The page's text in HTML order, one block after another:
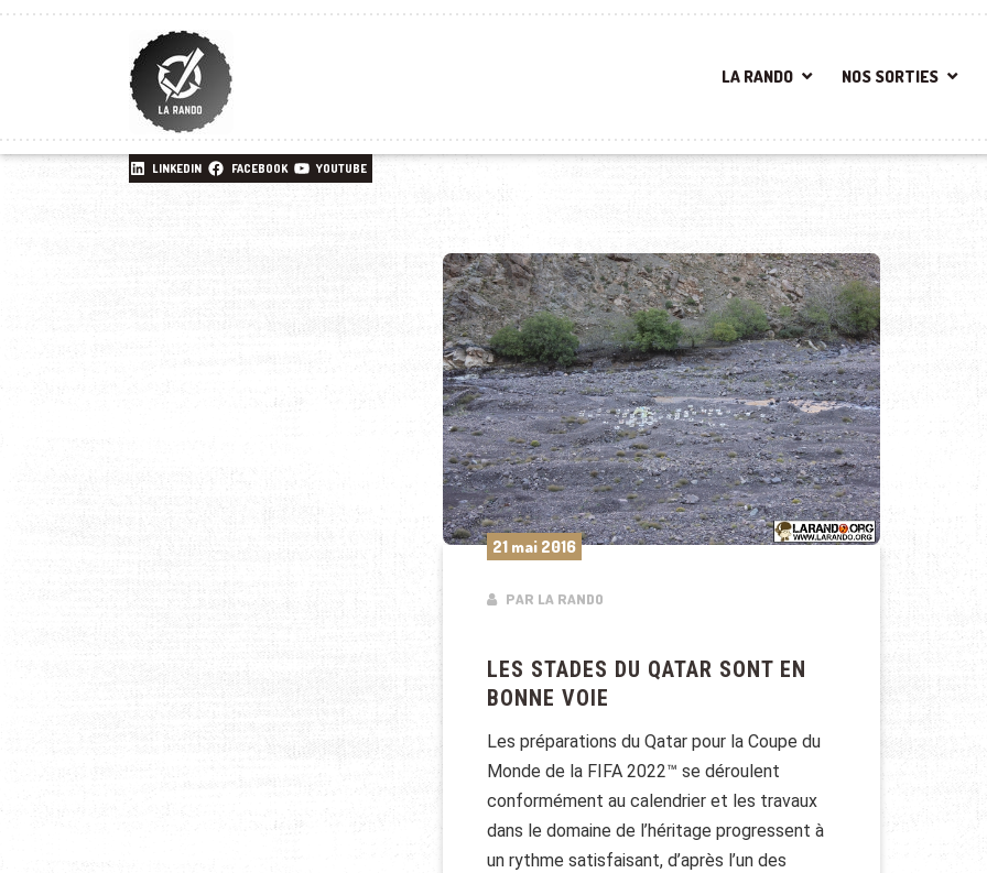
LA RANDO NOS SORTIES
LINKEDIN FACEBOOK YOUTUBE
21 mai 2016
PAR LA RANDO
LES STADES DU QATAR SONT EN
BONNE VOIE
Les préparations du Qatar pour la Coupe du
Monde de la FIFA 2022™ se déroulent
conformément au calendrier et les travaux
dans le domaine de l’héritage progressent à
un rythme satisfaisant, d’après l’un des